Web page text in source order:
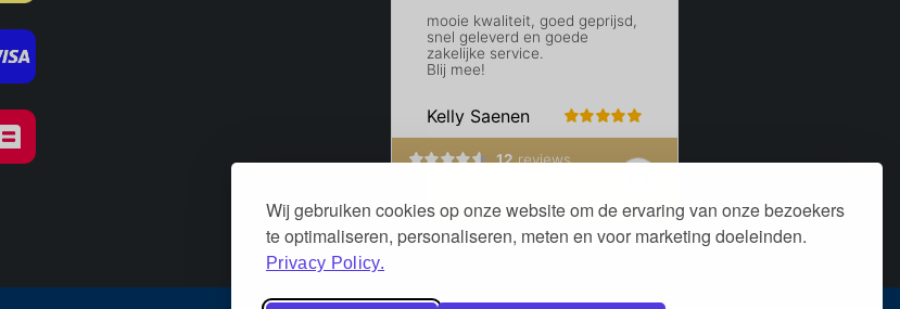
Wij gebruiken cookies op onze website om de ervaring van onze bezoekers
te optimaliseren, personaliseren, meten en voor marketing doeleinden.
Privacy Policy.